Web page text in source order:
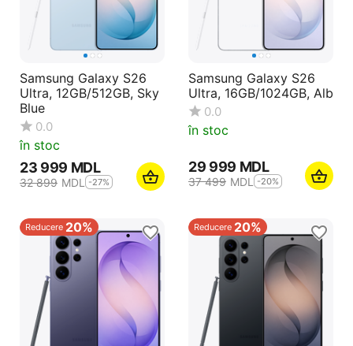
Samsung Galaxy S26
Ultra, 12GB/512GB, Sky
Blue
0.0
în stoc
23 999 MDL
32 899 MDL -27%
Samsung Galaxy S26
Ultra, 16GB/1024GB, Alb
0.0
în stoc
29 999 MDL
37 499 MDL -20%
Reducere 20% Reducere 20%